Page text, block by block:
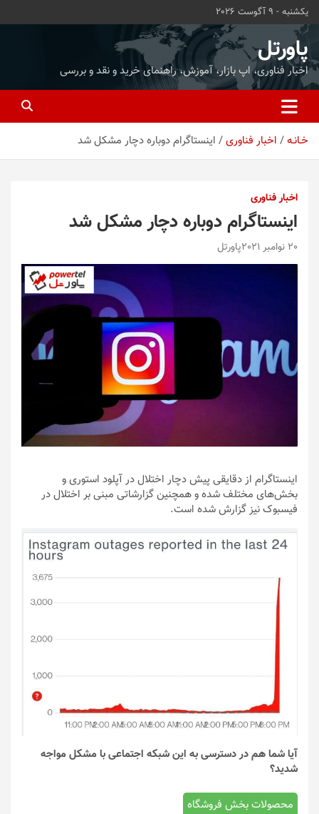
محتوا
بروید
یکشنبه - 9 آگوست 2026
پاورتل
اخبار فناوری، اپ بازار، آموزش، راهنمای خرید و نقد و بررسی
خـانـه اخبار فناوری اینستاگرام دوباره دچار مشکل شد
اخبار فناوری
اینستاگرام دوباره دچار مشکل شد
20 نوامبر 2021 پاورتل
اینستاگرام از دقایقی پیش دچار اختلال در آپلود استوری و
بخش‌های مختلف شده و همچنین گزارشاتی مبنی بر اختلال در
فیسبوک نیز گزارش شده است.
آیا شما هم در دسترسی به این شبکه اجتماعی با مشکل مواجه
شدید؟
محصولات بخش فروشگاه